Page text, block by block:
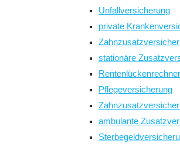
Unfallversicherung
private
stationäre
Rentenlückenrechner
Pflegeversicherung
ambulante